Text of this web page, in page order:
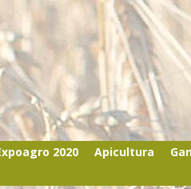
2020 Apicultura